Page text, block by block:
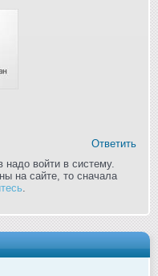
Ответить
войти в систему.
на сайте, то сначала